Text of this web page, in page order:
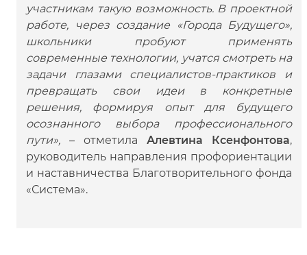
участникам такую возможность. В проектной
работе, через создание «Города Будущего»,
школьники пробуют применять
современные технологии, учатся смотреть на
задачи глазами специалистов-практиков и
превращать свои идеи в конкретные
решения, формируя опыт для будущего
осознанного выбора профессионального
пути», – отметила Алевтина Ксенфонтова,
руководитель направления профориентации
и наставничества Благотворительного фонда
«Система».